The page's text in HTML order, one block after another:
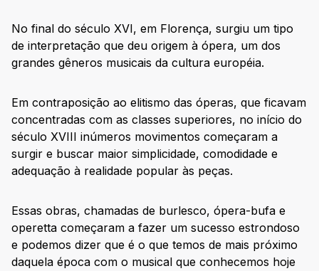
No final do século XVI, em Florença, surgiu um tipo
de interpretação que deu origem à ópera, um dos
grandes gêneros musicais da cultura européia.
Em contraposição ao elitismo das óperas, que ficavam
concentradas com as classes superiores, no início do
século XVIII inúmeros movimentos começaram a
surgir e buscar maior simplicidade, comodidade e
adequação à realidade popular às peças.
Essas obras, chamadas de burlesco, ópera-bufa e
operetta começaram a fazer um sucesso estrondoso
e podemos dizer que é o que temos de mais próximo
daquela época com o musical que conhecemos hoje